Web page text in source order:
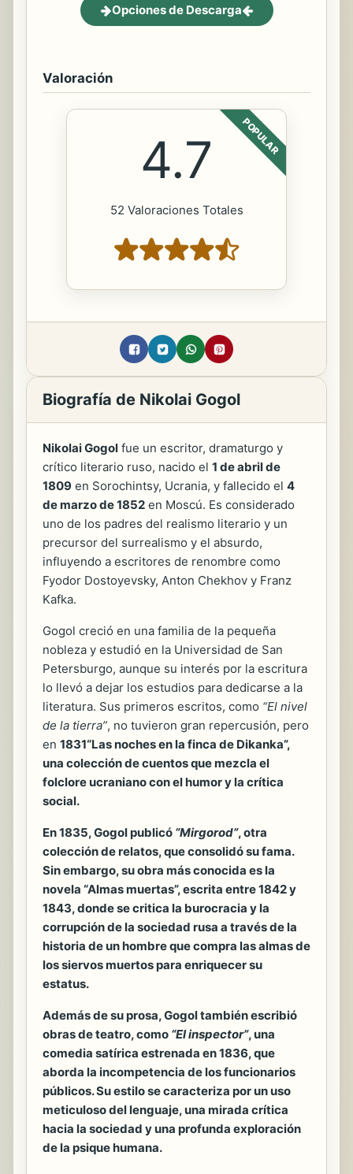
Opciones de Descarga
Valoración
POPULAR
4.7
52 Valoraciones Totales
Biografía de Nikolai Gogol
Nikolai Gogol fue un escritor, dramaturgo y
crítico literario ruso, nacido el 1 de abril de
1809 en Sorochintsy, Ucrania, y fallecido el 4
de marzo de 1852 en Moscú. Es considerado
uno de los padres del realismo literario y un
precursor del surrealismo y el absurdo,
influyendo a escritores de renombre como
Fyodor Dostoyevsky, Anton Chekhov y Franz
Kafka.
Gogol creció en una familia de la pequeña
nobleza y estudió en la Universidad de San
Petersburgo, aunque su interés por la escritura
lo llevó a dejar los estudios para dedicarse a la
literatura. Sus primeros escritos, como “El nivel
de la tierra”, no tuvieron gran repercusión, pero
en 1831“Las noches en la finca de Dikanka”,
una colección de cuentos que mezcla el
folclore ucraniano con el humor y la crítica
social.
En1835, Gogol publicó “Mirgorod”, otra
colección de relatos, que consolidó su fama.
Sin embargo, su obra más conocida es la
novela “Almas muertas”, escrita entre1842y
1843, donde se critica la burocracia y la
corrupción de la sociedad rusa a través de la
historia de un hombre que compra las almas de
los siervos muertos para enriquecer su
estatus.
Además de su prosa, Gogol también escribió
obras de teatro, como “El inspector”, una
comedia satírica estrenada en1836, que
aborda la incompetencia de los funcionarios
públicos. Su estilo se caracteriza por un uso
meticuloso del lenguaje, una mirada crítica
hacia la sociedad y una profunda exploración
de la psique humana.